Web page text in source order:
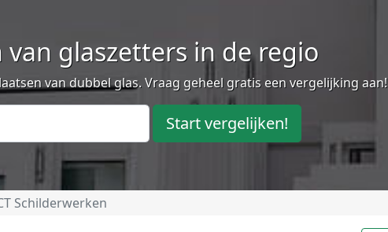
van glaszetters in de regio
van dubbel glas. Vraag geheel gratis een vergelijking aan!
Start vergelijken!
Schilderwerken